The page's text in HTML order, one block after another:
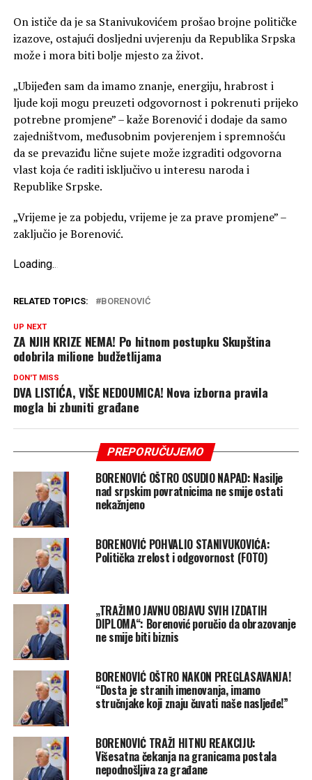
On ističe da je sa Stanivukovićem prošao brojne političke
izazove, ostajući dosljedni uvjerenju da Republika Srpska
može i mora biti bolje mjesto za život.
„Ubijeđen sam da imamo znanje, energiju, hrabrost i
ljude koji mogu preuzeti odgovornost i pokrenuti prijeko
potrebne promjene” – kaže Borenović i dodaje da samo
zajedništvom, međusobnim povjerenjem i spremnošću
da se prevaziđu lične sujete može izgraditi odgovorna
vlast koja će raditi isključivo u interesu naroda i
Republike Srpske.
„Vrijeme je za pobjedu, vrijeme je za prave promjene” –
zaključio je Borenović.
Loading...
RELATED TOPICS: BORENOVIĆ
UP NEXT
ZA NJIH KRIZE NEMA! Po hitnom postupku Skupština
odobrila milione budžetlijama
DON'T MISS
DVA LISTIĆA, VIŠE NEDOUMICA! Nova izborna pravila
mogla bi zbuniti građane
PREPORUČUJEMO
BORENOVIĆ OŠTRO OSUDIO NAPAD: Nasilje
nad srpskim povratnicima ne smije ostati
nekažnjeno
BORENOVIĆ POHVALIO STANIVUKOVIĆA:
Politička zrelost i odgovornost (FOTO)
„TRAŽIMO JAVNU OBJAVU SVIH IZDATIH
DIPLOMA“: Borenović poručio da obrazovanje
ne smije biti biznis
BORENOVIĆ OŠTRO NAKON PREGLASAVANJA!
“Dosta je stranih imenovanja, imamo
stručnjake koji znaju čuvati naše nasljeđe!”
BORENOVIĆ TRAŽI HITNU REAKCIJU:
Višesatna čekanja na granicama postala
nepodnošljiva za građane